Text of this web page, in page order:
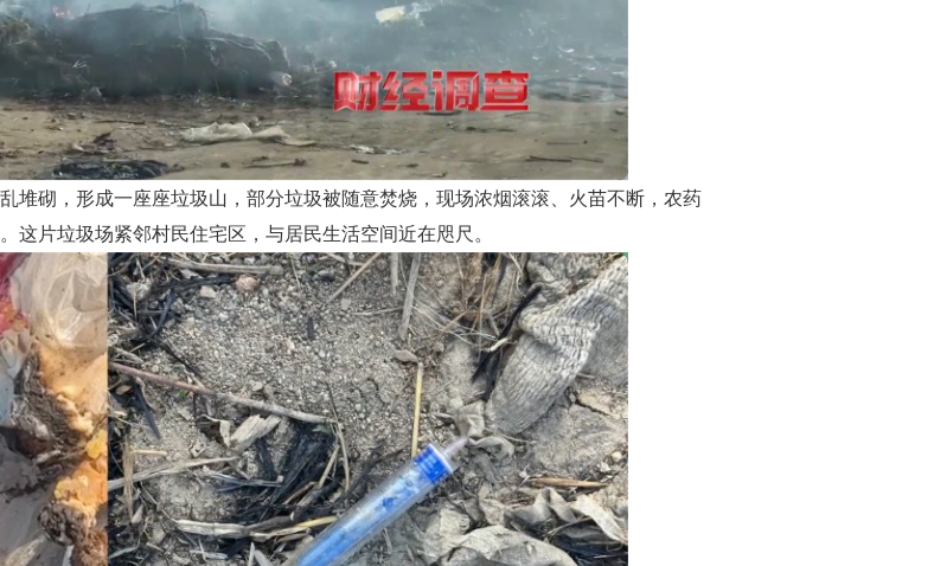
堆砌，形成一座座垃圾山，部分垃圾被随意焚烧，现场浓烟滚滚、火苗不断，农药
片垃圾场紧邻村民住宅区，与居民生活空间近在咫尺。